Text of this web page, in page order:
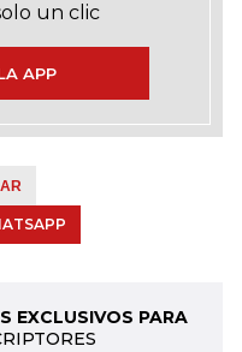
un clic
APP
EXCLUSIVOS PARA